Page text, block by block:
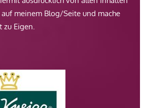
meinem Blog/Seite und mache
zu Eigen.